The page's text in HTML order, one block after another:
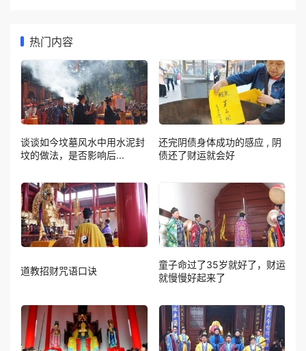
热门内容
谈谈如今坟墓风水中用水泥封
坟的做法，是否影响后...
还完阴债身体成功的感应 , 阴
债还了财运就会好
道教招财咒语口诀
童子命过了35岁就好了，财运
就慢慢好起来了